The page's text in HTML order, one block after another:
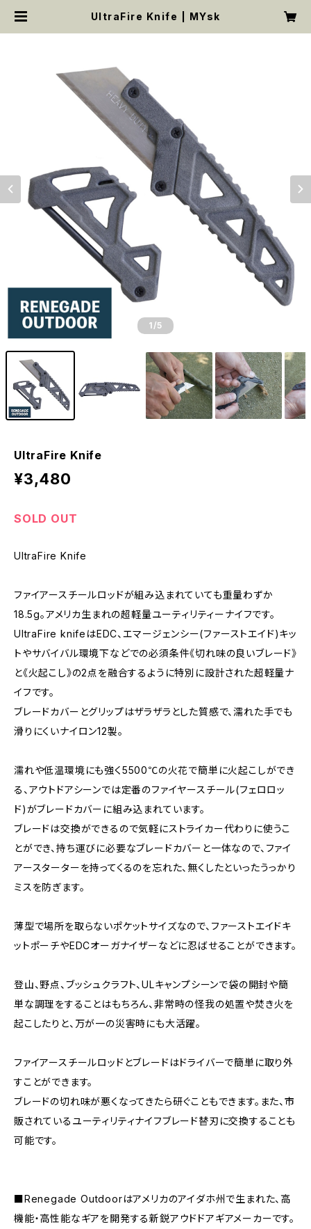
UltraFire Knife | MYsk
1 /5
UltraFire Knife
¥3,480
SOLD OUT
UltraFire Knife
ファイアースチールロッドが組み込まれていても重量わずか
18.5g。アメリカ生まれの超軽量ユーティリティーナイフです。
UltraFire knifeはEDC、エマージェンシー(ファーストエイド)キッ
トやサバイバル環境下などでの必須条件《切れ味の良いブレード》
と《火起こし》の2点を融合するように特別に設計された超軽量ナ
イフです。
ブレードカバーとグリップはザラザラとした質感で、濡れた手でも
滑りにくいナイロン12製。
濡れや低温環境にも強く5500℃の火花で簡単に火起こしができ
る、アウトドアシーンでは定番のファイヤースチール(フェロロッ
ド)がブレードカバーに組み込まれています。
ブレードは交換ができるので気軽にストライカー代わりに使うこ
とができ、持ち運びに必要なブレードカバーと一体なので、ファイ
アースターターを持ってくるのを忘れた、無くしたといったうっかり
ミスを防ぎます。
薄型で場所を取らないポケットサイズなので、ファーストエイドキ
ットポーチやEDCオーガナイザーなどに忍ばせることができます。
登山、野点、ブッシュクラフト、ULキャンプシーンで袋の開封や簡
単な調理をすることはもちろん、非常時の怪我の処置や焚き火を
起こしたりと、万が一の災害時にも大活躍。
ファイアースチールロッドとブレードはドライバーで簡単に取り外
すことができます。
ブレードの切れ味が悪くなってきたら研ぐこともできます。また、市
販されているユーティリティナイフブレード替刃に交換することも
可能です。
■Renegade Outdoorはアメリカのアイダホ州で生まれた、高
機能・高性能なギアを開発する新鋭アウドドアギアメーカーです。